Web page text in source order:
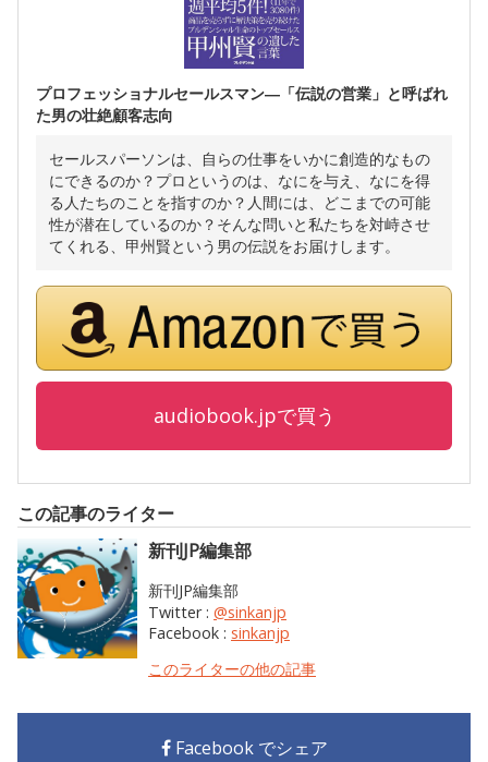
プロフェッショナルセールスマン―「伝説の営業」と呼ばれ
た男の壮絶顧客志向
セールスパーソンは、自らの仕事をいかに創造的なもの
にできるのか？プロというのは、なにを与え、なにを得
る人たちのことを指すのか？人間には、どこまでの可能
性が潜在しているのか？そんな問いと私たちを対峙させ
てくれる、甲州賢という男の伝説をお届けします。
audiobook.jpで買う
この記事のライター
新刊JP編集部
新刊JP編集部
Twitter : @sinkanjp
Facebook : sinkanjp
このライターの他の記事
Facebook でシェア